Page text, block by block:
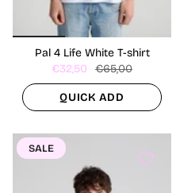
Pal 4 Life White T-shirt
€32,50
€65,00
QUICK ADD
SALE